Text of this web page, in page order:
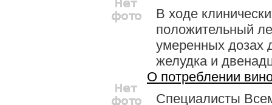
В ходе
положительный
умеренных дозах
желудка и
О потреблении
Специалисты